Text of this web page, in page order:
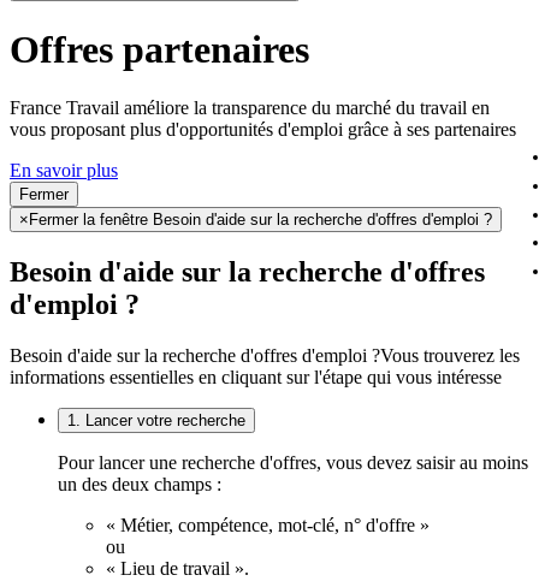
Offres partenaires
France Travail améliore la transparence du marché du travail en
vous proposant plus d'opportunités d'emploi grâce à ses partenaires
En savoir plus
Fermer
× Fermer la fenêtre Besoin d'aide sur la recherche d'offres d'emploi ?
Besoin d'aide sur la recherche d'offres
d'emploi ?
Besoin d'aide sur la recherche d'offres d'emploi ?Vous trouverez les
informations essentielles en cliquant sur l'étape qui vous intéresse
1. Lancer votre recherche
Pour lancer une recherche d'offres, vous devez saisir au moins
un des deux champs :
« Métier, compétence, mot-clé, n° d'offre »
ou
« Lieu de travail ».